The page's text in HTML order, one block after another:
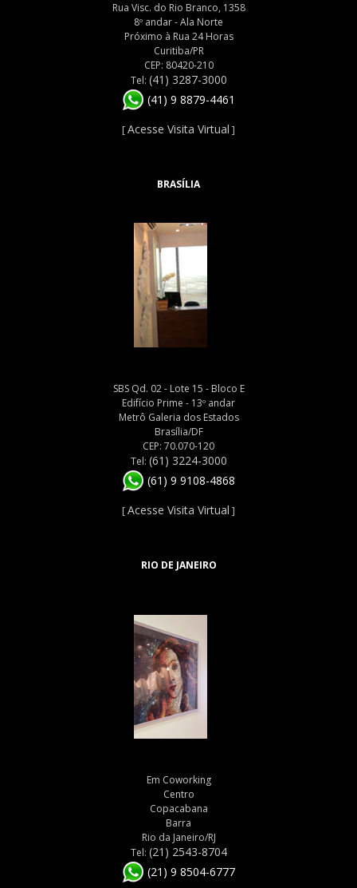
Rua Visc. do Rio Branco, 1358
8º andar - Ala Norte
Próximo à Rua 24 Horas
Curitiba/PR
CEP: 80420-210
Tel: (41) 3287-3000
(41) 9 8879-4461
[Acesse Visita Virtual ]
BRASÍLIA
SBS Qd. 02 - Lote 15 - Bloco E
Edifício Prime - 13º andar
Metrô Galeria dos Estados
Brasília/DF
CEP: 70.070-120
Tel: (61) 3224-3000
(61) 9 9108-4868
[Acesse Visita Virtual ]
RIO DE JANEIRO
Em Coworking
Centro
Copacabana
Barra
Rio da Janeiro/RJ
Tel: (21) 2543-8704
(21) 9 8504-6777